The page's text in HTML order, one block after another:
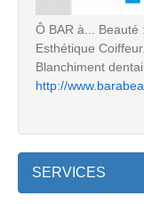
Ô BAR à... Beauté
Esthétique
Blanchiment
http://
SERVICES